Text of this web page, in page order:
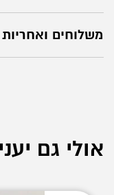
משלוחים ואחריות
אולי גם